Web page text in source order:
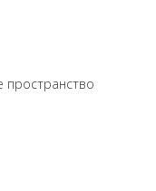
пространство